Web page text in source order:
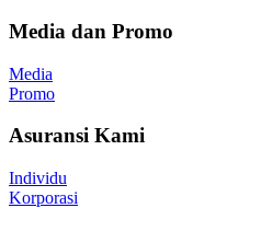
Media dan Promo
Media
Promo
Asuransi Kami
Individu
Korporasi